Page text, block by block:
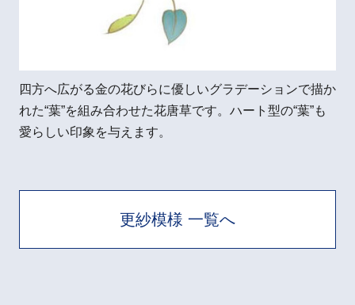
四方へ広がる金の花びらに優しいグラデーションで描か
れた“葉”を組み合わせた花唐草です。ハート型の“葉”も
愛らしい印象を与えます。
更紗模様 一覧へ